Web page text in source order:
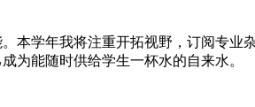
本学年我将注重开拓视野，订阅专业
为能随时供给学生一杯水的自来水。